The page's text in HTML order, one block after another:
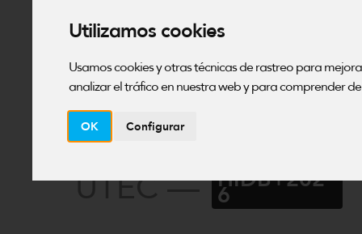
Utilizamos cookies
Usamos cookies y otras técnicas de rastreo para
analizar el tráfico en nuestra web y para comprender
OK Configurar
Curso Hábitos
identidad
bienestar
UTEC — HIDB+202
6